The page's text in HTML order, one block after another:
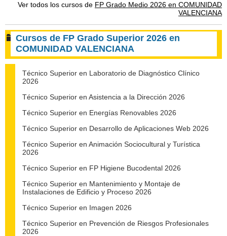
Ver todos los cursos de FP Grado Medio 2026 en COMUNIDAD
VALENCIANA
Cursos de FP Grado Superior 2026 en
COMUNIDAD VALENCIANA
Técnico Superior en Laboratorio de Diagnóstico Clínico
2026
Técnico Superior en Asistencia a la Dirección 2026
Técnico Superior en Energías Renovables 2026
Técnico Superior en Desarrollo de Aplicaciones Web 2026
Técnico Superior en Animación Sociocultural y Turística
2026
Técnico Superior en FP Higiene Bucodental 2026
Técnico Superior en Mantenimiento y Montaje de
Instalaciones de Edificio y Proceso 2026
Técnico Superior en Imagen 2026
Técnico Superior en Prevención de Riesgos Profesionales
2026